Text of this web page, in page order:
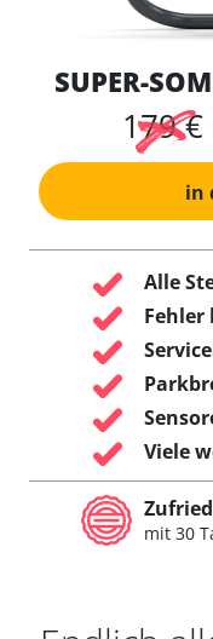
SUPER-
179 €
in
Alle
Fehler
Viele
mit 30